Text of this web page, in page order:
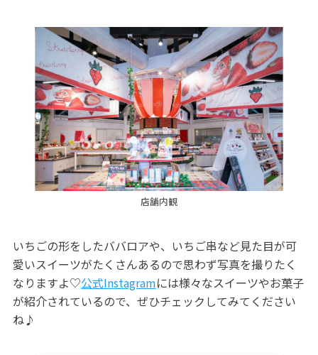
店舗内観
いちごの形をしたババロアや、いちご串など見た目が可
愛いスイーツがたくさんあるので思わず写真を撮りたく
なりますよ♡公式Instagramには様々なスイーツやお菓子
が紹介されているので、ぜひチェックしてみてください
ね♪